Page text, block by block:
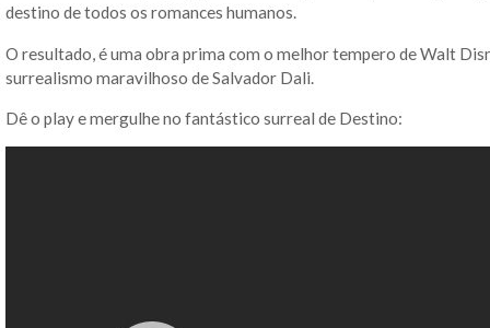
destino de todos os romances humanos.
O resultado, é uma obra prima com o melhor tempero de Walt
surrealismo maravilhoso de Salvador Dali.
Dê o play e mergulhe no fantástico surreal de Destino: